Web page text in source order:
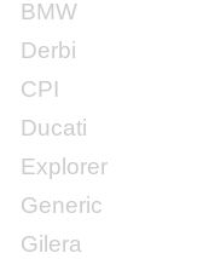
BMW
Derbi
CPI
Ducati
Explorer
Generic
Gilera